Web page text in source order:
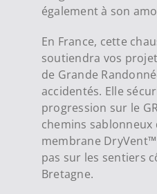
également à son
En France, cette
soutiendra vos
de Grande
accidentés. Elle
progression sur le
chemins sablonneux
membrane
pas sur les sentiers
Bretagne.